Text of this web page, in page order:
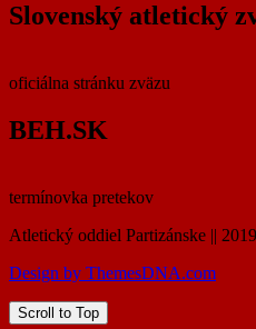
Slovenský atletický
oficiálna stránku zväzu
BEH.SK
termínovka pretekov
Atletický oddiel Partizánske ||
Design by ThemesDNA.com
Scroll to Top